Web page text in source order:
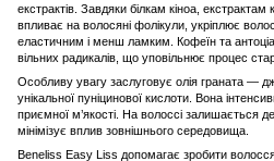
екстрактів. Завдяки білкам кіноа, екстрактам
впливає на волосяні фолікули, укріплює
еластичним і менш ламким. Кофеїн та
вільних радикалів, що уповільнює процес
Особливу увагу заслуговує олія граната —
унікальної пуніцинової кислоти. Вона
приємної м’якості. На волоссі залишається
мінімізує вплив зовнішнього середовища.
Beneliss Easy Liss допомагає зробити